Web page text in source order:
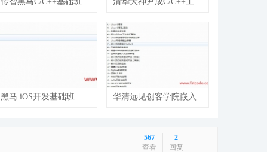
（93
黑马 iOS开发基础班
华清远见创客学院嵌入
2
回复
567
查看